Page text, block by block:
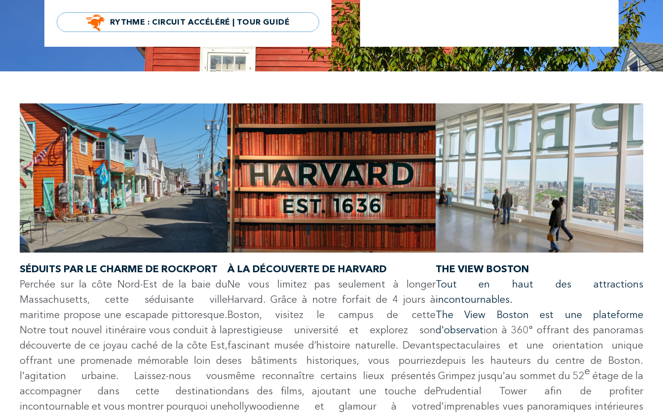
RYTHME : CIRCUIT ACCÉLÉRÉ | TOUR GUIDÉ
SÉDUITS PAR LE CHARME DE ROCKPORT
Perchée sur la côte Nord-Est de la baie du
Massachusetts, cette séduisante ville
maritime propose une escapade pittoresque.
Notre tout nouvel itinéraire vous conduit à la
découverte de ce joyau caché de la côte Est,
offrant une promenade mémorable loin de
l'agitation urbaine. Laissez-nous vous
accompagner dans cette destination
incontournable et vous montrer pourquoi une
À LA DÉCOUVERTE DE HARVARD
Ne vous limitez pas seulement à longer
Harvard. Grâce à notre forfait de 4 jours à
Boston, visitez le campus de cette
prestigieuse université et explorez son
fascinant musée d’histoire naturelle. Devant
ses bâtiments historiques, vous pourriez
même reconnaître certains lieux présentés
dans des films, ajoutant une touche de
hollywoodienne et glamour à votre
THE VIEW BOSTON
Tout en haut des attractions
incontournables.
The View Boston est une plateforme
d'observation à 360° offrant des panoramas
spectaculaires et une orientation unique
depuis les hauteurs du centre de Boston.
Grimpez jusqu'au sommet du 52e étage de la
Prudential Tower afin de profiter
d'imprenables vues panoramiques intérieures